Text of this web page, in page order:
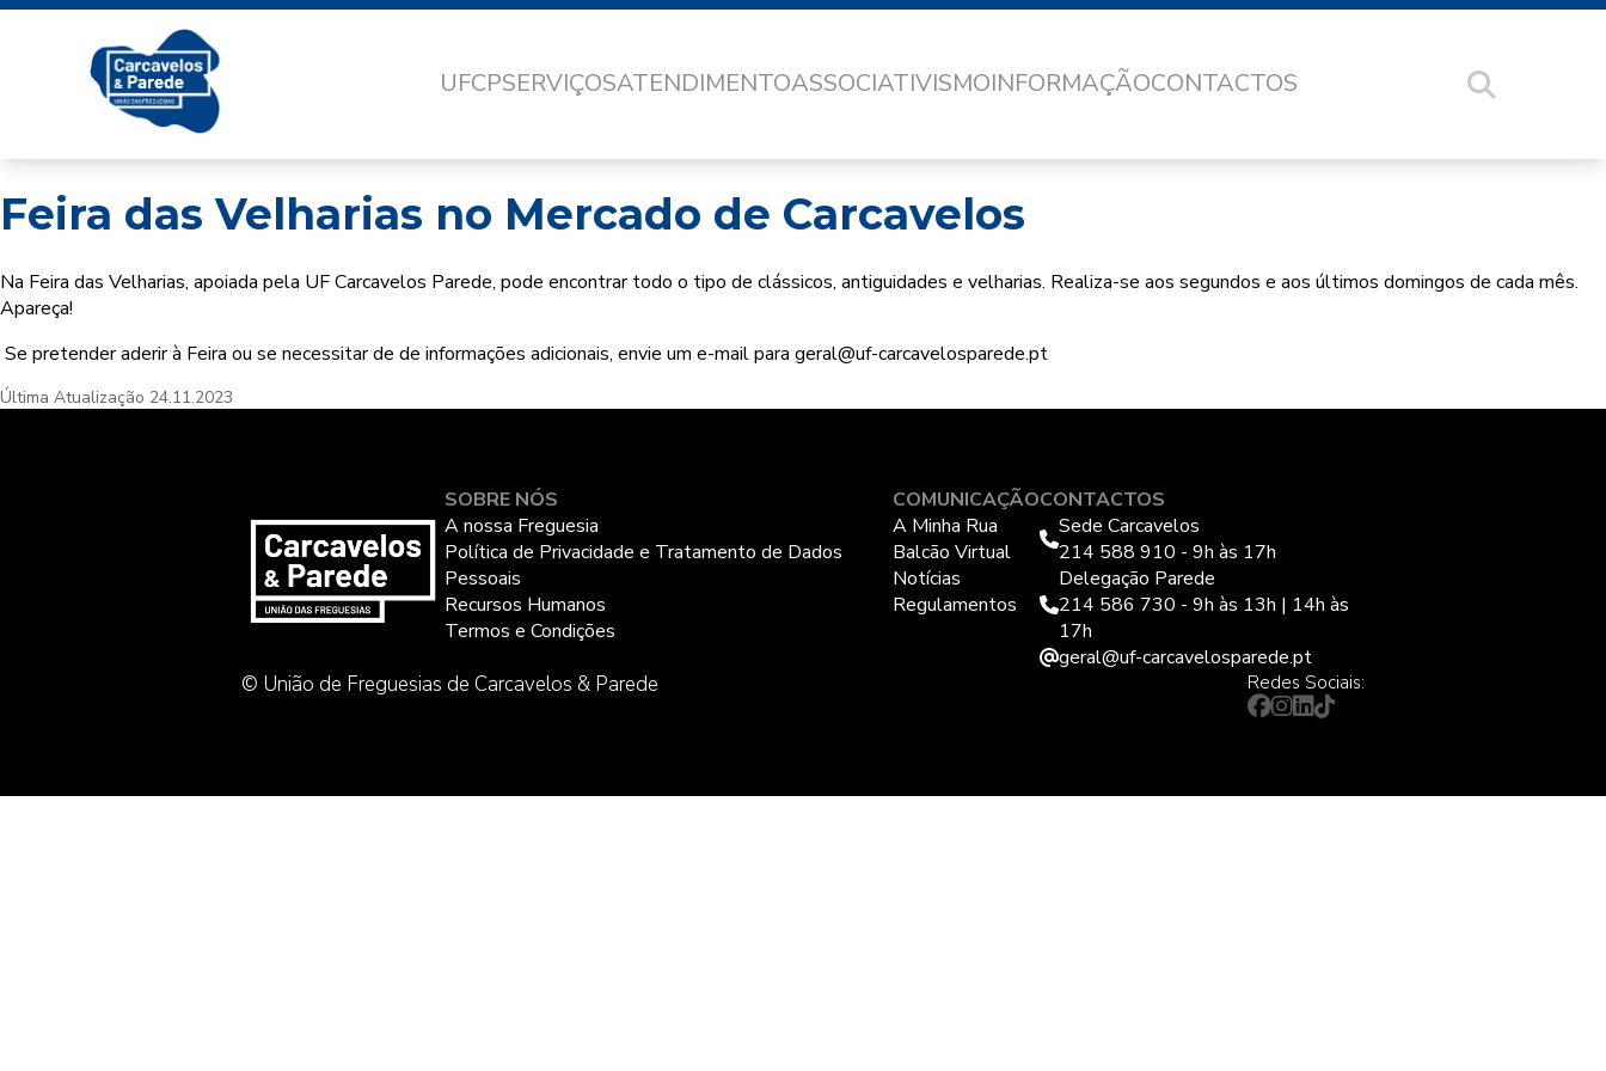
UFCPSERVIÇOSATENDIMENTOASSOCIATIVISMOINFORMAÇÃOCONTACTOS
Feira das Velharias no Mercado de Carcavelos
Na Feira das Velharias, apoiada pela UF Carcavelos Parede, pode encontrar todo o tipo de clássicos, antiguidades e velharias. Realiza-se aos segundos e aos últimos domingos de cada mês.
Apareça!
Se pretender aderir à Feira ou se necessitar de de informações adicionais, envie um e-mail para geral@uf-carcavelosparede.pt
Última Atualização 24.11.2023
SOBRE NÓS
A nossa Freguesia
Política de Privacidade e Tratamento de Dados
Pessoais
Recursos Humanos
Termos e Condições
COMUNICAÇÃO
A Minha Rua
Balcão Virtual
Notícias
Regulamentos
CONTACTOS
Sede Carcavelos
214 588 910 - 9h às 17h
Delegação Parede
214 586 730 - 9h às 13h | 14h às
17h
geral@uf-carcavelosparede.pt
© União de Freguesias de Carcavelos & Parede Redes Sociais: